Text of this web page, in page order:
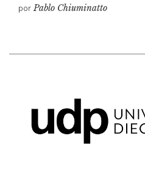
Sociedad
Vidas paralelas
porPablo Chiuminatto